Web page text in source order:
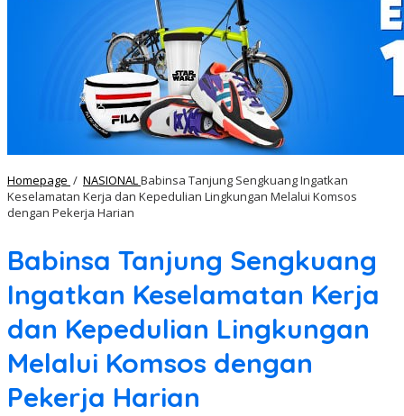
Homepage / NASIONALBabinsa Tanjung Sengkuang Ingatkan
Keselamatan Kerja dan Kepedulian Lingkungan Melalui Komsos
dengan Pekerja Harian
Babinsa Tanjung Sengkuang
Ingatkan Keselamatan Kerja
dan Kepedulian Lingkungan
Melalui Komsos dengan
Pekerja Harian